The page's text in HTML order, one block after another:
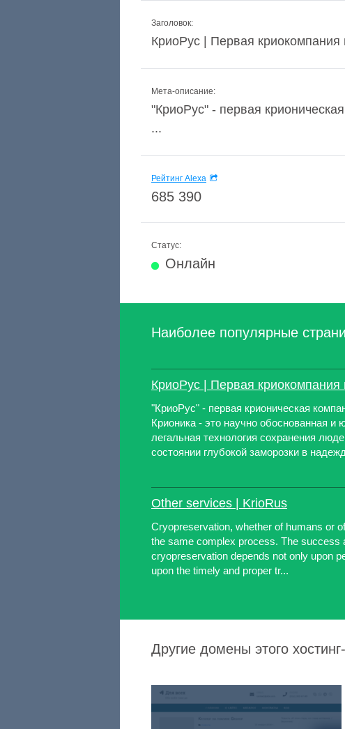
Заголовок:
КриоРус | Первая криокомпания
Мета-описание:
"КриоРус" - первая
...
Рейтинг Alexa
685 390
Статус:
Онлайн
Наиболее популярные
КриоРус | Первая криокомпания
"КриоРус" - первая крионическая
Крионика - это научно обоснованная и
легальная технология сохранения
состоянии глубокой заморозки в
Other services | KrioRus
Cryopreservation, whether of humans or
the same complex process. The success
cryopreservation depends not only upon
upon the timely and proper tr...
Другие домены этого